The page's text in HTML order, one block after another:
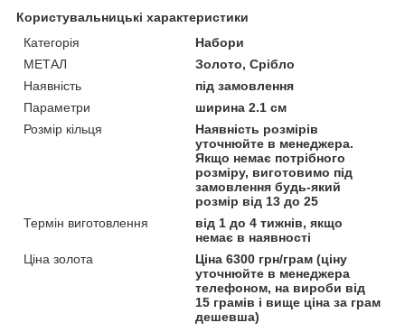
Користувальницькі характеристики
Категорія
Набори
МЕТАЛ
Золото, Срібло
Наявність
під замовлення
Параметри
ширина 2.1 см
Розмір кільця
Наявність розмірів
уточнюйте в менеджера.
Якщо немає потрібного
розміру, виготовимо під
замовлення будь-який
розмір від 13 до 25
Термін виготовлення
від 1 до 4 тижнів, якщо
немає в наявності
Ціна золота
Ціна 6300 грн/грам (ціну
уточнюйте в менеджера
телефоном, на вироби від
15 грамів і вище ціна за грам
дешевша)